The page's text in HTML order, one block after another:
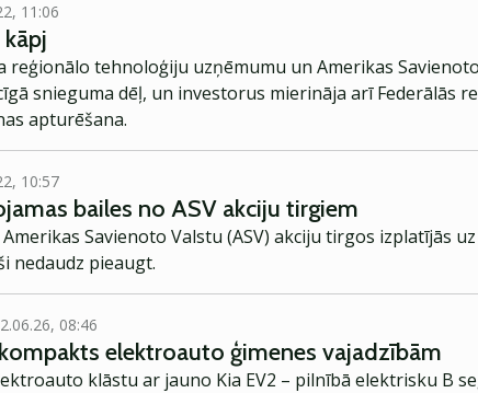
11:06
reģionālo tehnoloģiju uzņēmumu un Amerikas
snieguma dēļ, un investorus mierināja arī Federālās
apturēšana.
10:57
bailes no ASV akciju tirgiem
Savienoto Valstu (ASV) akciju tirgos izplatījās
nedaudz pieaugt.
08:46
kompakts elektroauto ģimenes vajadzībām
klāstu ar jauno Kia EV2 – pilnībā elektrisku B